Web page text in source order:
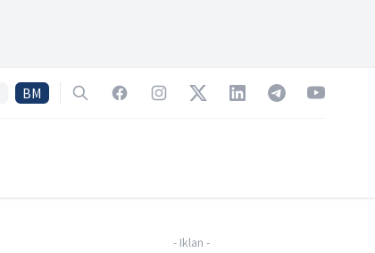
BM SearchFacebookInstagramTwitterLinkedInTelegramYouTube
- Iklan -